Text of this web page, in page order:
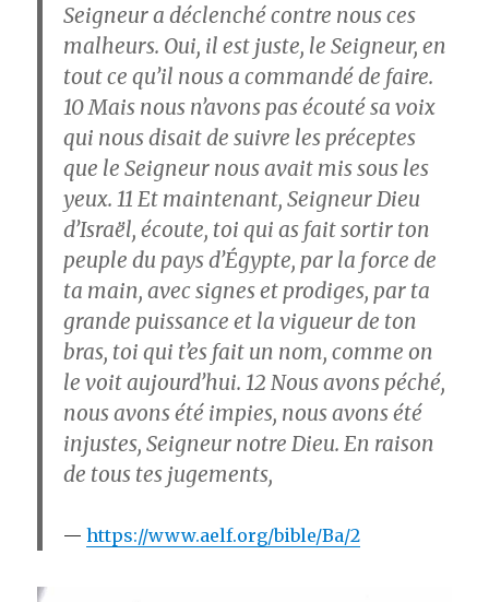
Seigneur a déclenché contre nous ces
malheurs. Oui, il est juste, le Seigneur, en
tout ce qu’il nous a commandé de faire.
10Mais nous n’avons pas écouté sa voix
qui nous disait de suivre les préceptes
que le Seigneur nous avait mis sous les
yeux.11 Et maintenant, Seigneur Dieu
d’Israël, écoute, toi qui as fait sortir ton
peuple du pays d’Égypte, par la force de
ta main, avec signes et prodiges, par ta
grande puissance et la vigueur de ton
bras, toi qui t’es fait un nom, comme on
le voit aujourd’hui.12 Nous avons péché,
nous avons été impies, nous avons été
injustes, Seigneur notre Dieu. En raison
de tous tes jugements,
https://www.aelf.org/bible/Ba/2